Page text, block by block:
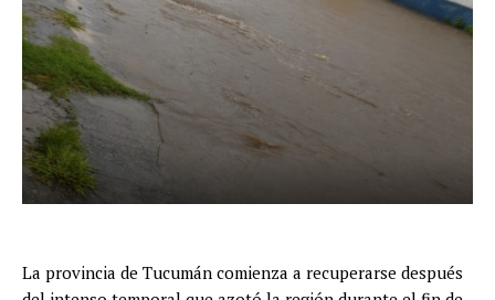
La provincia de Tucumán comienza a recuperarse después